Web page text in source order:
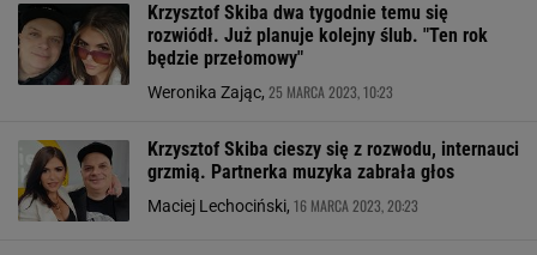
Krzysztof Skiba dwa tygodnie temu się
rozwiódł. Już planuje kolejny ślub. "Ten rok
będzie przełomowy"
Weronika Zając, 25 MARCA 2023, 10:23
Krzysztof Skiba cieszy się z rozwodu, internauci
grzmią. Partnerka muzyka zabrała głos
Maciej Lechociński, 16 MARCA 2023, 20:23